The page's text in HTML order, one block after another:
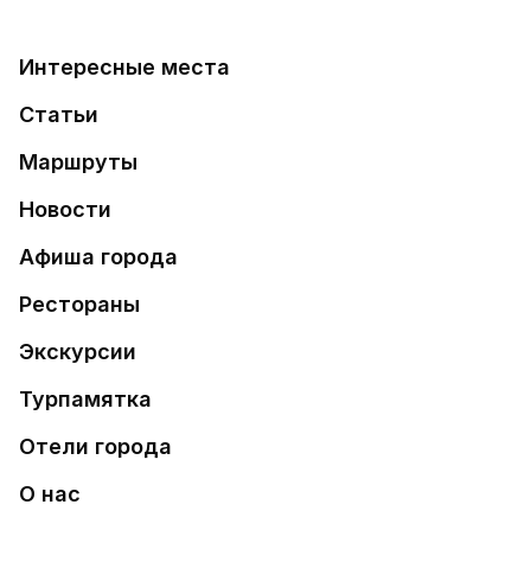
Интересные места
Статьи
Маршруты
Новости
Афиша города
Рестораны
Экскурсии
Турпамятка
Отели города
О нас